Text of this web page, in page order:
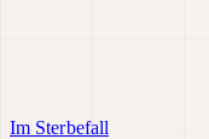
Im Sterbefall